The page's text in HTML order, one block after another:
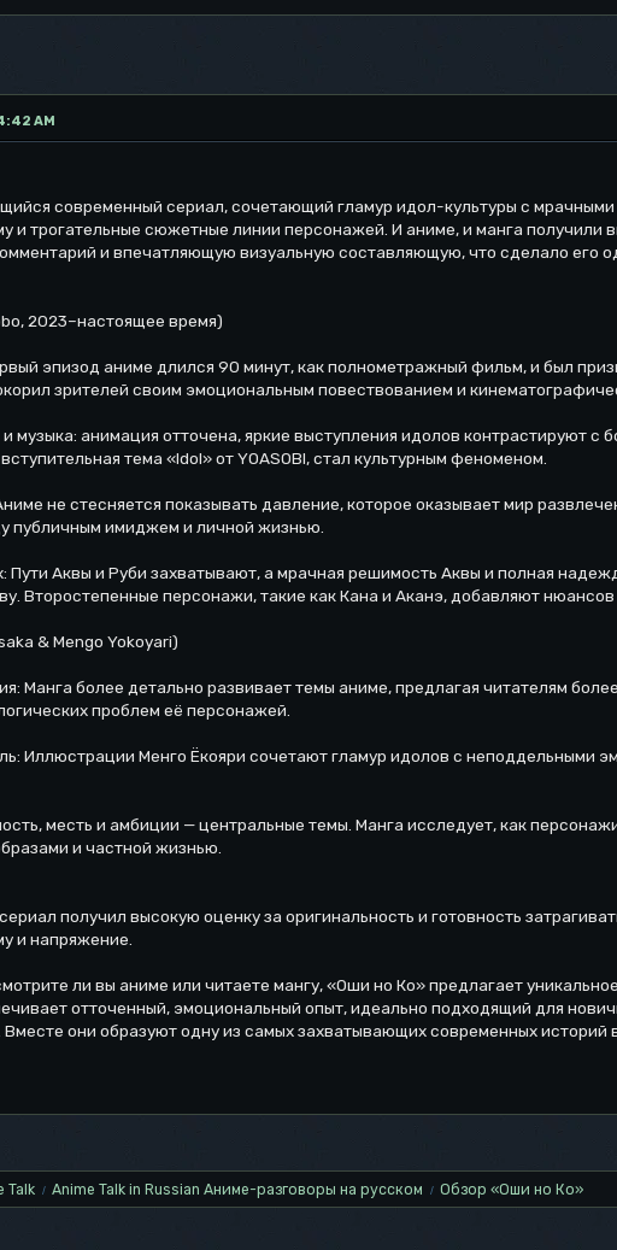
AM
современный сериал, сочетающий гламур идол-культуры с
и трогательные сюжетные линии персонажей. И аниме, и манга получили
и впечатляющую визуальную составляющую, что сделало его
2023–настоящее время)
эпизод аниме длился 90 минут, как полнометражный фильм, и был
зрителей своим эмоциональным повествованием и
музыка: анимация отточена, яркие выступления идолов контрастируют с
тема «Idol» от YOASOBI, стал культурным феноменом.
не стесняется показывать давление, которое оказывает мир
публичным имиджем и личной жизнью.
Пути Аквы и Руби захватывают, а мрачная решимость Аквы и полная
Второстепенные персонажи, такие как Кана и Аканэ, добавляют нюансов
& Mengo Yokoyari)
Манга более детально развивает темы аниме, предлагая читателям
проблем её персонажей.
Иллюстрации Менго Ёкояри сочетают гламур идолов с неподдельными
месть и амбиции — центральные темы. Манга исследует, как
и частной жизнью.
получил высокую оценку за оригинальность и готовность
и напряжение.
ли вы аниме или читаете мангу, «Оши но Ко» предлагает
отточенный, эмоциональный опыт, идеально подходящий для
они образуют одну из самых захватывающих современных историй
Talk / Anime Talk in Russian Аниме-разговоры на русском / Обзор «Оши но Ко»